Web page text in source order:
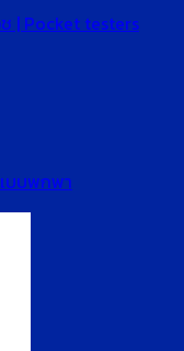
| Pocket testers
บบพกพา